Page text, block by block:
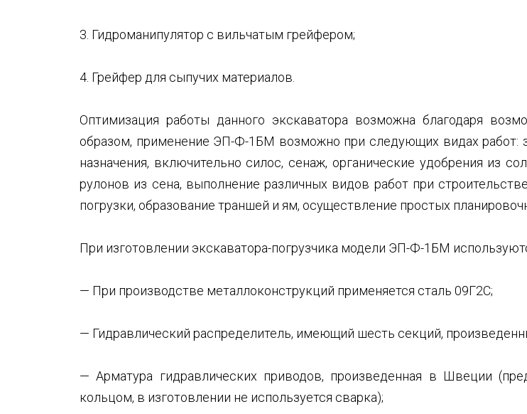
3. Гидроманипулятор с вильчатым грейфером;
4. Грейфер для сыпучих материалов.
Оптимизация работы данного экскаватора возможна благодаря
образом, применение ЭП-Ф-1БМ возможно при следующих видах работ:
назначения, включительно силос, сенаж, органические удобрения из
рулонов из сена, выполнение различных видов работ при
погрузки, образование траншей и ям, осуществление простых
При изготовлении экскаватора-погрузчика модели ЭП-Ф-1БМ
— При производстве металлоконструкций применяется сталь 09Г2С;
— Гидравлический распределитель, имеющий шесть секций,
— Арматура гидравлических приводов, произведенная в Швеции
кольцом, в изготовлении не используется сварка);